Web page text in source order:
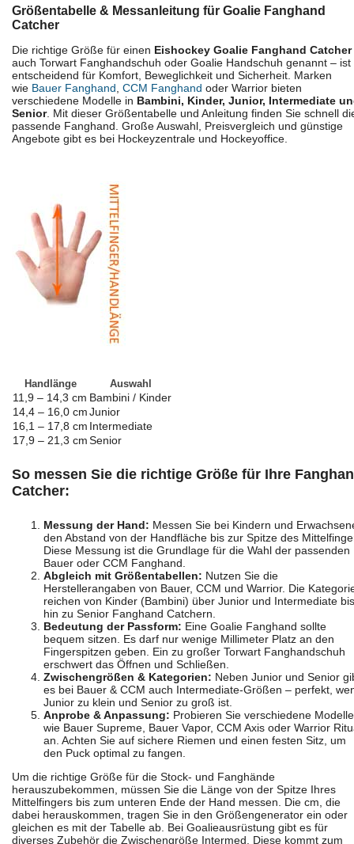
Größentabelle & Messanleitung für Goalie Fanghand
Catcher
Die richtige Größe für einen Eishockey Goalie Fanghand Catcher
auch Torwart Fanghandschuh oder Goalie Handschuh genannt – ist
entscheidend für Komfort, Beweglichkeit und Sicherheit. Marken
wie Bauer Fanghand CCM Fanghand oder Warrior bieten
verschiedene Modelle in Bambini, Kinder, Junior, Intermediate
Senior. Mit dieser Größentabelle und Anleitung finden Sie schnell
passende Fanghand. Große Auswahl, Preisvergleich und günstige
Angebote gibt es bei Hockeyzentrale und Hockeyoffice.
Handlänge Auswahl
11,9 – 14,3 cm Bambini / Kinder
14,4 – 16,0 cmJunior
16,1 – 17,8 cm Intermediate
17,9 – 21,3 cmSenior
So messen Sie die richtige Größe für Ihre
Catcher:
Messung der Hand: Messen Sie bei Kindern und
den Abstand von der Handfläche bis zur Spitze des
Diese Messung ist die Grundlage für die Wahl der passenden
Bauer oder CCM Fanghand.
Abgleich mit Größentabellen: Nutzen Sie die
Herstellerangaben von Bauer, CCM und Warrior. Die
reichen von Kinder (Bambini) über Junior und Intermediate bis
hin zu Senior Fanghand Catchern.
Bedeutung der Passform: Eine Goalie Fanghand sollte
bequem sitzen. Es darf nur wenige Millimeter Platz an den
Fingerspitzen geben. Ein zu großer Torwart Fanghandschuh
erschwert das Öffnen und Schließen.
Zwischengrößen & Kategorien: Neben Junior und Senior
es bei Bauer & CCM auch Intermediate-Größen – perfekt,
Junior zu klein und Senior zu groß ist.
Anprobe & Anpassung: Probieren Sie verschiedene Modelle
wie Bauer Supreme, Bauer Vapor, CCM Axis oder Warrior
an. Achten Sie auf sichere Riemen und einen festen Sitz, um
den Puck optimal zu fangen.
Um die richtige Größe für die Stock- und Fanghände
herauszubekommen, müssen Sie die Länge von der Spitze Ihres
Mittelfingers bis zum unteren Ende der Hand messen. Die cm, die
dabei herauskommen, tragen Sie in den Größengenerator ein oder
gleichen es mit der Tabelle ab. Bei Goalieausrüstung gibt es für
diverses Zubehör die Zwischengröße Intermed. Diese kommt zum